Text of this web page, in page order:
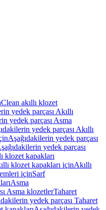
akıllı klozet
yedek parçası Akıllı
yedek parçası Asma
yedek parçası Akıllı
Aşağıdakilerin yedek parçası
yedek parçası
klozet kapakları
klozet kapakları içinAkıllı
içinSarf
Asma
Asma klozetlerTaharet
yedek parçası Taharet